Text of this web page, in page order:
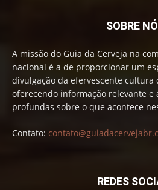
SOBRE
A missão do Guia da Cerveja na
nacional é a de proporcionar um
divulgação da efervescente cultura
oferecendo informação relevante e
profundas sobre o que acontece
Contato:
REDES